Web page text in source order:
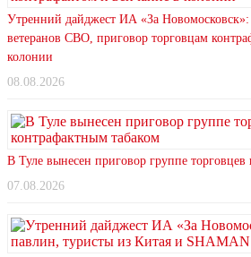
Утренний дайджест ИА «За Новомосковск»:
ветеранов СВО, приговор торговцам
колонии
08.08.2026
В Туле вынесен приговор группе торговцев
07.08.2026